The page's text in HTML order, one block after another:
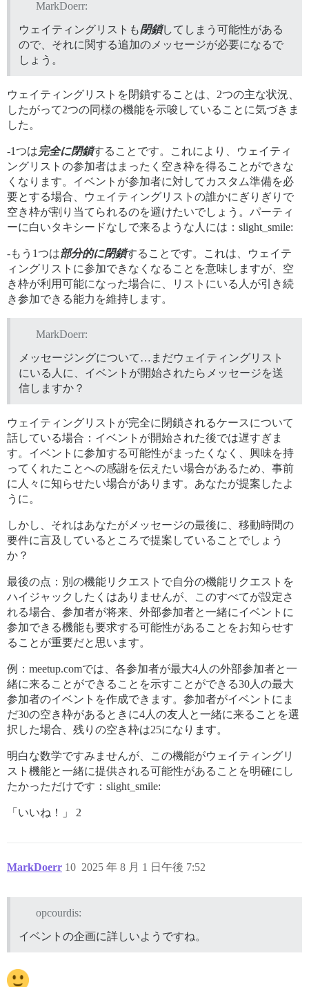
MarkDoerr:
ウェイティングリストも閉鎖してしまう可能性がある
ので、それに関する追加のメッセージが必要になるで
しょう。
ウェイティングリストを閉鎖することは、2つの主な状況、
したがって2つの同様の機能を示唆していることに気づきま
した。
-1つは完全に閉鎖することです。これにより、ウェイティ
ングリストの参加者はまったく空き枠を得ることができな
くなります。イベントが参加者に対してカスタム準備を必
要とする場合、ウェイティングリストの誰かにぎりぎりで
空き枠が割り当てられるのを避けたいでしょう。パーティ
ーに白いタキシードなしで来るような人には：slight_smile:
-もう1つは部分的に閉鎖することです。これは、ウェイテ
ィングリストに参加できなくなることを意味しますが、空
き枠が利用可能になった場合に、リストにいる人が引き続
き参加できる能力を維持します。
MarkDoerr:
メッセージングについて…まだウェイティングリスト
にいる人に、イベントが開始されたらメッセージを送
信しますか？
ウェイティングリストが完全に閉鎖されるケースについて
話している場合：イベントが開始された後では遅すぎま
す。イベントに参加する可能性がまったくなく、興味を持
ってくれたことへの感謝を伝えたい場合があるため、事前
に人々に知らせたい場合があります。あなたが提案したよ
うに。
しかし、それはあなたがメッセージの最後に、移動時間の
要件に言及しているところで提案していることでしょう
か？
最後の点：別の機能リクエストで自分の機能リクエストを
ハイジャックしたくはありませんが、このすべてが設定さ
れる場合、参加者が将来、外部参加者と一緒にイベントに
参加できる機能も要求する可能性があることをお知らせす
ることが重要だと思います。
例：meetup.comでは、各参加者が最大4人の外部参加者と一
緒に来ることができることを示すことができる30人の最大
参加者のイベントを作成できます。参加者がイベントにま
だ30の空き枠があるときに4人の友人と一緒に来ることを選
択した場合、残りの空き枠は25になります。
明白な数学ですみませんが、この機能がウェイティングリ
スト機能と一緒に提供される可能性があることを明確にし
たかっただけです：slight_smile:
「いいね！」 2
MarkDoerr 2025 年 8 月 1 日午後 7:52
10
opcourdis:
イベントの企画に詳しいようですね。